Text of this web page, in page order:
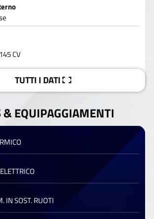
CV
TUTTI I DATI
&EQUIPAGGIAMENTI
IN SOST. RUOTI